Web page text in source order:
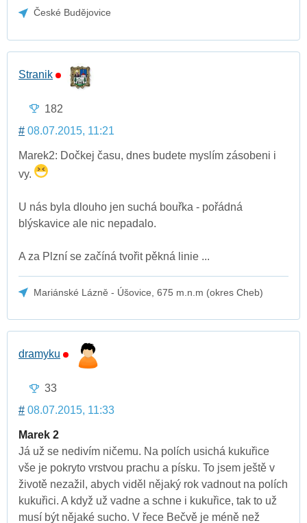
České Budějovice
Stranik
182
# 08.07.2015, 11:21
Marek2: Dočkej času, dnes budete myslím zásobeni i
vy.
U nás byla dlouho jen suchá bouřka - pořádná
blýskavice ale nic nepadalo.
A za Plzní se začíná tvořit pěkná linie ...
Mariánské Lázně - Úšovice, 675 m.n.m (okres Cheb)
dramyku
33
# 08.07.2015, 11:33
Marek 2
Já už se nedivím ničemu. Na polích usichá kukuřice
vše je pokryto vrstvou prachu a písku. To jsem ještě v
životě nezažil, abych viděl nějaký rok vadnout na polích
kukuřici. A když už vadne a schne i kukuřice, tak to už
musí být nějaké sucho. V řece Bečvě je méně než